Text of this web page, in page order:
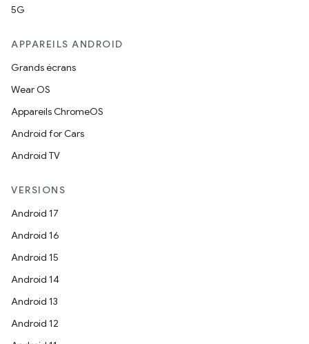
5G
APPAREILS ANDROID
Grands écrans
Wear OS
Appareils ChromeOS
Android for Cars
Android TV
VERSIONS
Android 17
Android 16
Android 15
Android 14
Android 13
Android 12